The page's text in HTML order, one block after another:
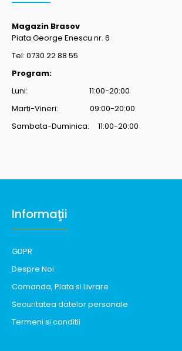
Magazin Brasov
Piata George Enescu nr. 6
Tel: 0730 22 88 55
Program:
Luni: 11:00-20:00
Marti-Vineri: 09:00-20:00
Sambata-Duminica: 11:00-20:00
Informaţii
GDPR
Despre Noi
Comanda, Plata si Livrare
Securitatea datelor personale
Termeni si conditii